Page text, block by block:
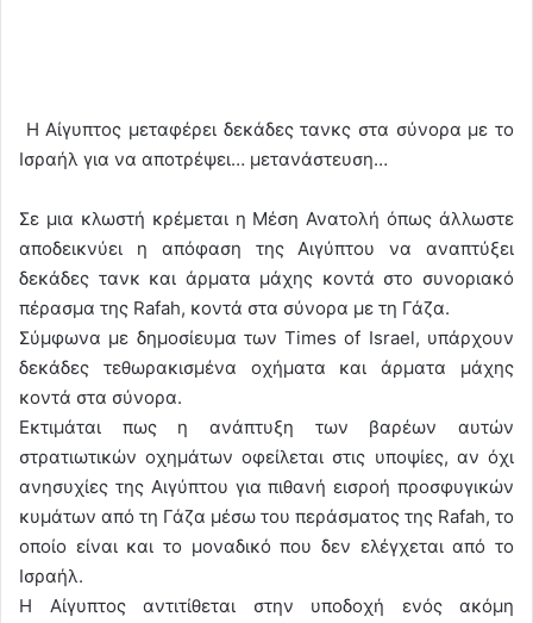
Η Αίγυπτος μεταφέρει δεκάδες τανκς στα σύνορα με το
Ισραήλ για να αποτρέψει… μετανάστευση…
Σε μια κλωστή κρέμεται η Μέση Ανατολή όπως άλλωστε
αποδεικνύει η απόφαση της Αιγύπτου να αναπτύξει
δεκάδες τανκ και άρματα μάχης κοντά στο συνοριακό
πέρασμα της Rafah, κοντά στα σύνορα με τη Γάζα.
Σύμφωνα με δημοσίευμα των Times of Israel, υπάρχουν
δεκάδες τεθωρακισμένα οχήματα και άρματα μάχης
κοντά στα σύνορα.
Εκτιμάται πως η ανάπτυξη των βαρέων αυτών
στρατιωτικών οχημάτων οφείλεται στις υποψίες, αν όχι
ανησυχίες της Αιγύπτου για πιθανή εισροή προσφυγικών
κυμάτων από τη Γάζα μέσω του περάσματος της Rafah, το
οποίο είναι και το μοναδικό που δεν ελέγχεται από το
Ισραήλ.
Η Αίγυπτος αντιτίθεται στην υποδοχή ενός ακόμη